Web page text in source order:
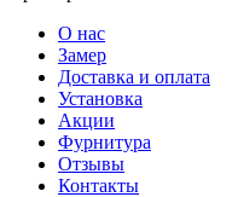
О нас
Замер
Доставка и оплата
Установка
Акции
Фурнитура
Отзывы
Контакты